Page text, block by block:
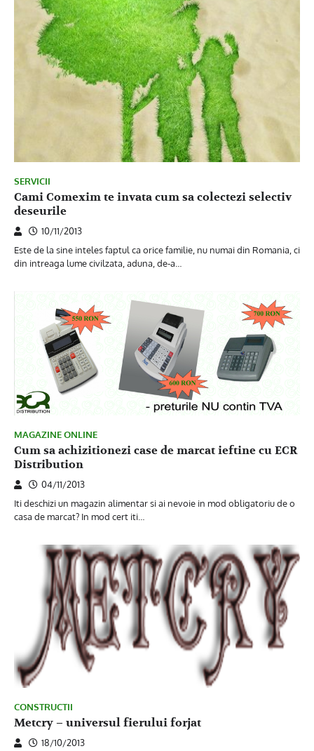
SERVICII
Cami Comexim te invata cum sa colectezi selectiv
deseurile
10/11/2013
Este de la sine inteles faptul ca orice familie, nu numai din Romania, ci
din intreaga lume civilzata, aduna, de-a…
MAGAZINE ONLINE
Cum sa achizitionezi case de marcat ieftine cu ECR
Distribution
04/11/2013
Iti deschizi un magazin alimentar si ai nevoie in mod obligatoriu de o
casa de marcat? In mod cert iti…
CONSTRUCTII
Metcry – universul fierului forjat
18/10/2013